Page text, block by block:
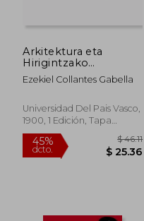
Arkitektura eta
Hirigintzako
Gidaliburua Leku
Seguruak Sortz
Ezekiel Collantes Gabella
Universidad Del Pais Vasco,
1900, 1 Edición, Tapa
Blanda, Nuevo